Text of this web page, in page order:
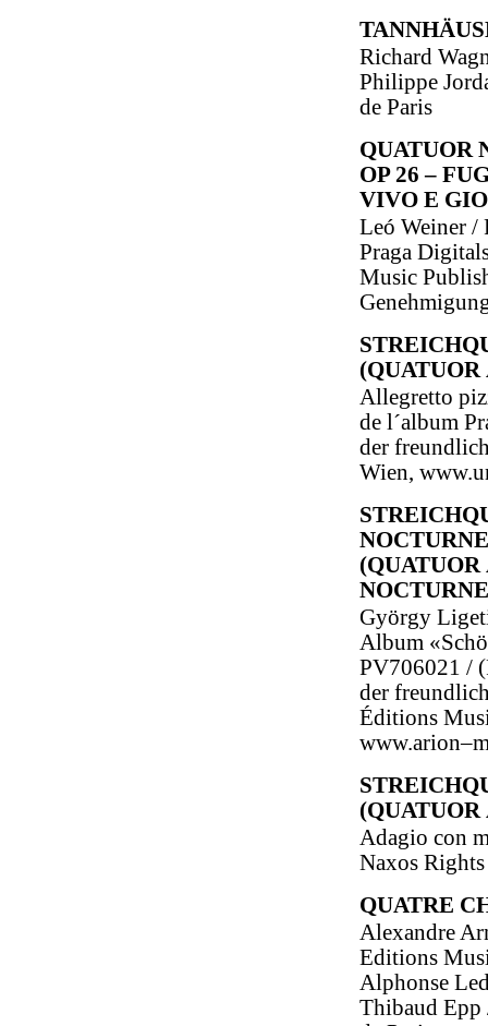
Richard
Philippe
de Paris
QUATUOR
OP 26 –
VIVO E
Leó Weiner /
Praga
Music
(QUATUOR
Allegretto
de l´album
der
Wien,
(QUATUOR
György
Album
PV706021 /
der
Éditions
(QUATUOR
Adagio con
Naxos
QUATRE
Alexandre
Editions
Alphonse
Thibaud Epp